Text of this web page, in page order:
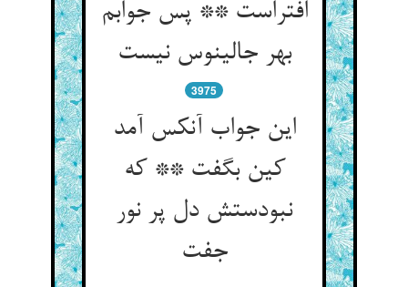
افتراست ** پس جوابم
بهر جالینوس نیست
3975
این جواب آنکس آمد
کین بگفت ** که
نبودستش دل پر نور
جفت